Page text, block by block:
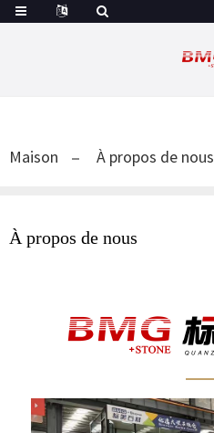
Maison À propos de nous
À propos de nous